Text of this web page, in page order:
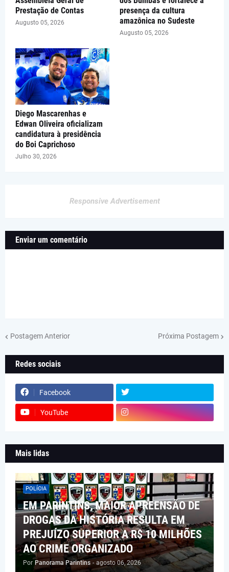
Prestação de Contas
Augusto 05, 2026
presença da cultura
amazônica no Sudeste
Augusto 05, 2026
Diego Mascarenhas e
Edwan Oliveira oficializam
candidatura à presidência
do Boi Caprichoso
Julho 30, 2026
Responsive Advertisement
Enviar um comentário
Postagem Anterior Próxima Postagem
Redes sociais
Facebook
YouTube
Mais lidas
POLÍCIA
EM PARINTINS, MAIOR APREENSÃO DE
DROGAS DA HISTÓRIA RESULTA EM
PREJUÍZO SUPERIOR A R$ 10 MILHÕES
AO CRIME ORGANIZADO
Por Panorama Parintins - agosto 06, 2026